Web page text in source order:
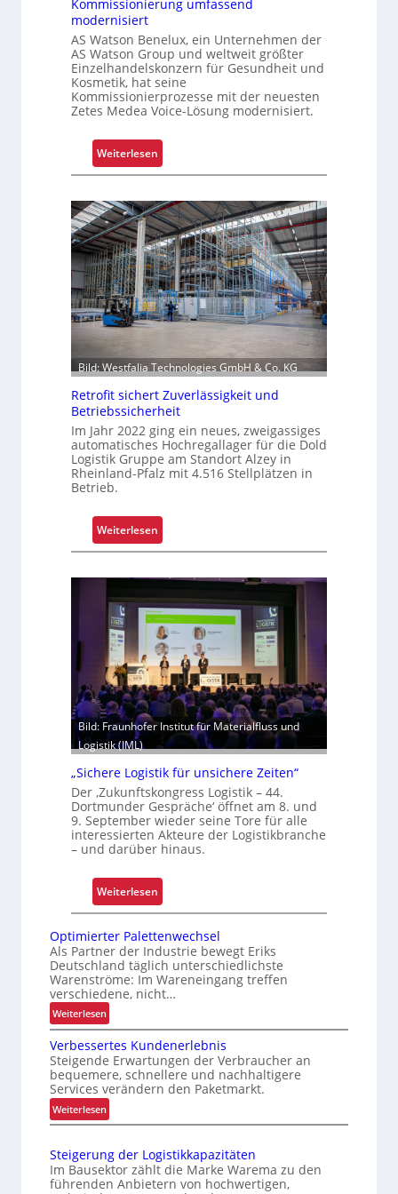
a
f
ü
r
S
c
i
c
t
s
t
o
f
f
r
l
l
e
n
Kommissionierung umfassend
modernisiert
AS Watson Benelux, ein Unternehmen der
AS Watson Group und weltweit größter
Einzelhandelskonzern für Gesundheit und
Kosmetik, hat seine
Kommissionierprozesse mit der neuesten
Zetes Medea Voice-Lösung modernisiert.
Weiterlesen:
K
m
m
i
s
s
i
o
i
e
r
u
n
g
u
a
s
e
n
d
m
o
d
e
n
i
s
i
e
r
t
Bild: Westfalia Technologies GmbH & Co. KG
Retrofit sichert Zuverlässigkeit und
Betriebssicherheit
Im Jahr 2022 ging ein neues, zweigassiges
automatisches Hochregallager für die Dold
Logistik Gruppe am Standort Alzey in
Rheinland-Pfalz mit 4.516 Stellplätzen in
Betrieb.
Weiterlesen:
R
t
r
o
f
i
t
s
i
c
h
e
r
t
Z
u
e
r
ä
s
s
i
k
e
i
t
n
B
e
Bild: Fraunhofer Institut für Materialfluss und
Logistik (IML)
„Sichere Logistik für unsichere Zeiten“
Der ‚Zukunftskongress Logistik – 44.
Dortmunder Gespräche‘ öffnet am 8. und
9. September wieder seine Tore für alle
interessierten Akteure der Logistikbranche
– und darüber hinaus.
Weiterlesen:
„
i
c
h
e
e
L
o
g
t
i
k
Optimierter Palettenwechsel
Als Partner der Industrie bewegt Eriks
Deutschland täglich unterschiedlichste
Warenströme: Im Wareneingang treffen
verschiedene, nicht…
Weiterlesen:
O
p
t
i
m
i
t
e
Verbessertes Kundenerlebnis
Steigende Erwartungen der Verbraucher an
bequemere, schnellere und nachhaltigere
Services verändern den Paketmarkt.
Weiterlesen:
V
r
b
Steigerung der Logistikkapazitäten
Im Bausektor zählt die Marke Warema zu den
führenden Anbietern von hochwertigen,